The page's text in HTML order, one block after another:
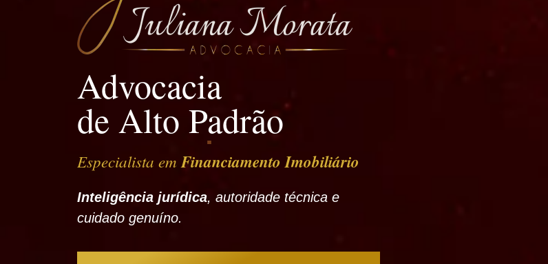
Advocacia
de Alto Padrão
Especialista em Financiamento Imobiliário
Inteligência jurídica, autoridade técnica e
cuidado genuíno.